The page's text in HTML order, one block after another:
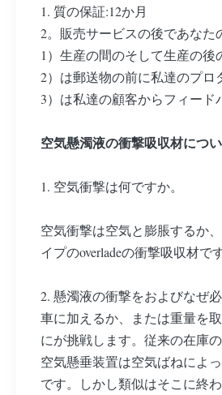
1. 質の保証:12か月
2。販売サービスの後であなた
1）生産の間のそして生産の
2）は郵送物の前に私達のプ
3）は私達の顧客からフィード
空気懸濁液の衝撃吸収材につ
1. 空気衝撃は何ですか。
空気衝撃は空気と膨脹するか
イプのoverladeの衝撃吸収材です
2. 懸濁液の衝撃をおよびなぜ
車に加えるか、または重量を
にが挑戦します。従来の在庫
空気懸垂装置は空気ばねによ
です。しかし類似はそこに終